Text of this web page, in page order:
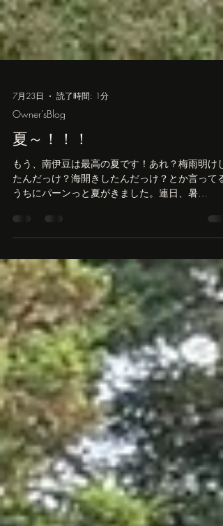
7月23日 読了時間: 1分
夏～！！！
もう、南伊豆は最高の夏です！あれ？梅雨明けし
たんだっけ？海開きしたんだっけ？とか言ってる
いつ見ても綺麗。その名のとおり美しい弓状の砂
浜。穏やかな海。もう通いはじめから４０年は経
ってるけど全然変わらない美しさです。 沖の神子
元島へ、連日たくさんのダイバーが訪れていて、
めっちゃ楽しそう！ 毎年恒例の水上アスレチック
「スプラッシュウォーターパーク」もオープンし
て大人気！ ずっと昔からある青木さざえ店さん。
水着のままで食事ができて、なんでもあるので便
利です。 おとなりに直売所があるので、海遊びの
あとは、さざえや伊勢海老、あわびを買い付け
て、キャンプ場に戻ってきて豪華海鮮焼きってど
うでしょう？ こちらもずっと昔からがんばってる
ハングリーズさん。この他にも夏は素敵な海の家
が出ててとってもいいところです。 キャンプ場の
お客さんはこの時期、ヒリゾ浜狙いが多いかな。
海で遊んで、温泉でキレイさっぱりしてちょっと
涼しいキャンプ場でゆったりすごしてください。